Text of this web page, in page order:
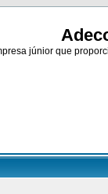
júnior que